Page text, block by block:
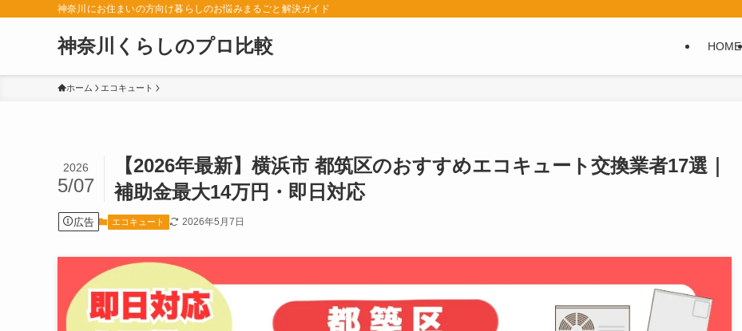
神奈川にお住まいの方向け暮らしのお悩みまるごと解決ガイド
神奈川くらしのプロ比較 HOME
ホーム エコキュート
【2026年最新】横浜市 都筑区のおすすめエコキュート交換業者17選｜
補助金最大14万円・即日対応
2026
5/07
広告 エコキュート 2026年5月7日